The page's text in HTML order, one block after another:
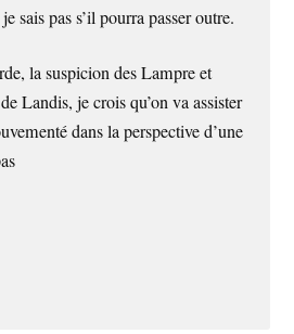
sais pas s’il pourra passer outre.
la suspicion des Lampre et
Landis, je crois qu’on va assister
dans la perspective d’une